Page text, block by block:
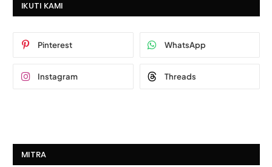
IKUTI KAMI
Pinterest WhatsApp
Instagram Threads
MITRA